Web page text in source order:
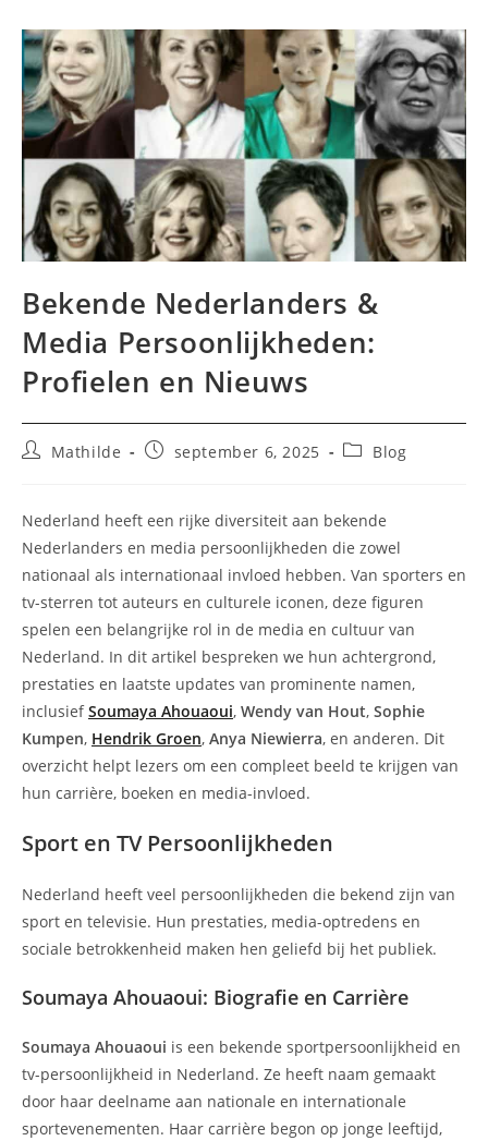
Bekende Nederlanders &
Media Persoonlijkheden:
Profielen en Nieuws
BerichtMathilde
Berichtseptember 6, 2025 Berichtcategorie:
Blog
Nederland heeft een rijke diversiteit aan bekende
Nederlanders en media persoonlijkheden die zowel
nationaal als internationaal invloed hebben. Van sporters en
tv-sterren tot auteurs en culturele iconen, deze figuren
spelen een belangrijke rol in de media en cultuur van
Nederland. In dit artikel bespreken we hun achtergrond,
prestaties en laatste updates van prominente namen,
inclusiefSoumaya Ahouaoui, Wendy van Hout, Sophie
Kumpen, Hendrik Groen, Anya Niewierra, en anderen. Dit
overzicht helpt lezers om een compleet beeld te krijgen van
hun carrière, boeken en media-invloed.
Sport en TV Persoonlijkheden
Nederland heeft veel persoonlijkheden die bekend zijn van
sport en televisie. Hun prestaties, media-optredens en
sociale betrokkenheid maken hen geliefd bij het publiek.
Soumaya Ahouaoui: Biografie en Carrière
Soumaya Ahouaoui is een bekende sportpersoonlijkheid en
tv-persoonlijkheid in Nederland. Ze heeft naam gemaakt
door haar deelname aan nationale en internationale
sportevenementen. Haar carrière begon op jonge leeftijd,